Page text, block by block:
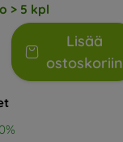
> 5 kpl
Lisää
ostoskoriin